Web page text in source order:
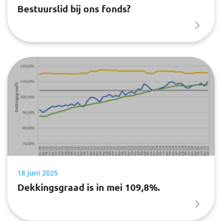
Werkgevers
Over het pensioenfonds
Nieuwe pensioenregeling
Documenten
Bestuurslid bij ons fonds?
18 juni 2025
Dekkingsgraad is in mei 109,8%.